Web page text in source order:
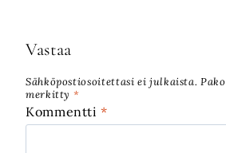
Vastaa
Sähköpostiosoitettasi ei julkaista.
merkitty *
Kommentti*